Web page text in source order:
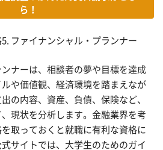
ら！
ファイナンシャル・プランナー
ナーは、相談者の夢や目標を達成
や価値観、経済環境を踏まえなが
の内容、資産、負債、保険など、
現状を分析します。金融業界を考
取っておくと就職に有利な資格に
サイトでは、大学生のためのガイ